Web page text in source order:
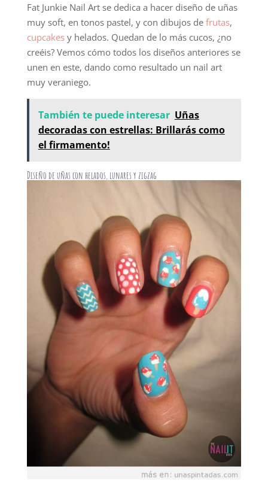
Fat Junkie Nail Art se dedica a hacer diseño de uñas
muy soft, en tonos pastel, y con dibujos de frutas,
cupcakesy helados. Quedan de lo más cucos, ¿no
creéis? Vemos cómo todos los diseños anteriores se
unen en este, dando como resultado un nail art
muy veraniego.
También te puede interesar Uñas
decoradas con estrellas: Brillarás como
el firmamento!
Diseño de uñas con helados, lunares y zigzag